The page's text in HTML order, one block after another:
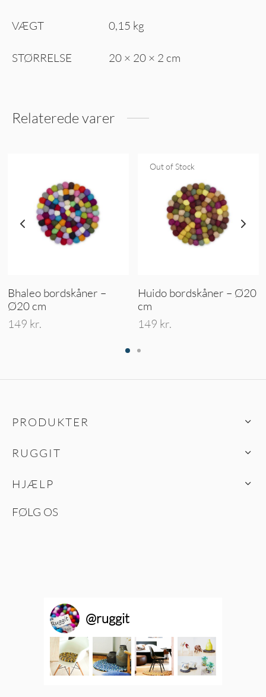
VÆGT 0,15 kg
STØRRELSE 20 × 20 × 2 cm
Relaterede varer
Bhaleo bordskåner –
Ø20 cm
149 kr.
Out of Stock
Huido bordskåner – Ø20
cm
149 kr.
PRODUKTER
RUGGIT
HJÆLP
FØLG OS
@ruggit